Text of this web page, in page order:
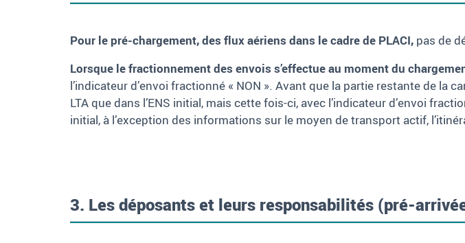
Pour le pré-chargement, des flux aériens dans le cadre de PLACI, pas de
Lorsque le fractionnement des envois s’effectue au moment du
l’indicateur d’envoi fractionné « NON ». Avant que la partie restante de la
LTA que dans l’ENS initial, mais cette fois-ci, avec l’indicateur d’envoi
initial, à l’exception des informations sur le moyen de transport actif,
3. Les déposants et leurs responsabilités (pré-